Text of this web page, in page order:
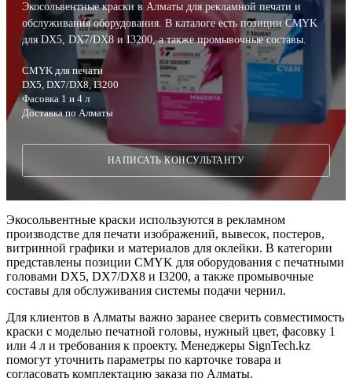
Экосольвентные краски в Алматы для рекламной печати и
обслуживания оборудования. В каталоге есть позиции CMYK
для DX5, DX7/DX8 и I3200, а также промывочные составы.
CMYK для печати
DX5, DX7/DX8, I3200
Фасовка 1 и 4 л
Доставка по Алматы
НАПИСАТЬ КОНСУЛЬТАНТУ
Экосольвентные краски используются в рекламном
производстве для печати изображений, вывесок, постеров,
витринной графики и материалов для оклейки. В категории
представлены позиции CMYK для оборудования с печатными
головами DX5, DX7/DX8 и I3200, а также промывочные
составы для обслуживания системы подачи чернил.
Для клиентов в Алматы важно заранее сверить совместимость
краски с моделью печатной головы, нужный цвет, фасовку 1
или 4 л и требования к проекту. Менеджеры SignTech.kz
помогут уточнить параметры по карточке товара и
согласовать комплектацию заказа по Алматы.